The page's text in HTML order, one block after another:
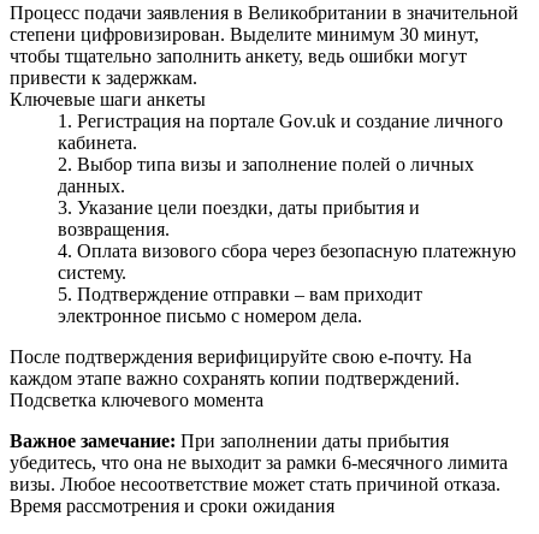
Процесс подачи заявления в Великобритании в значительной
степени цифровизирован. Выделите минимум 30 минут,
чтобы тщательно заполнить анкету, ведь ошибки могут
привести к задержкам.
Ключевые шаги анкеты
Регистрация на портале Gov.uk и создание личного
кабинета.
Выбор типа визы и заполнение полей о личных
данных.
Указание цели поездки, даты прибытия и
возвращения.
Оплата визового сбора через безопасную платежную
систему.
Подтверждение отправки – вам приходит
электронное письмо с номером дела.
После подтверждения верифицируйте свою e‑почту. На
каждом этапе важно сохранять копии подтверждений.
Подсветка ключевого момента
Важное замечание: При заполнении даты прибытия
убедитесь, что она не выходит за рамки 6‑месячного лимита
визы. Любое несоответствие может стать причиной отказа.
Время рассмотрения и сроки ожидания